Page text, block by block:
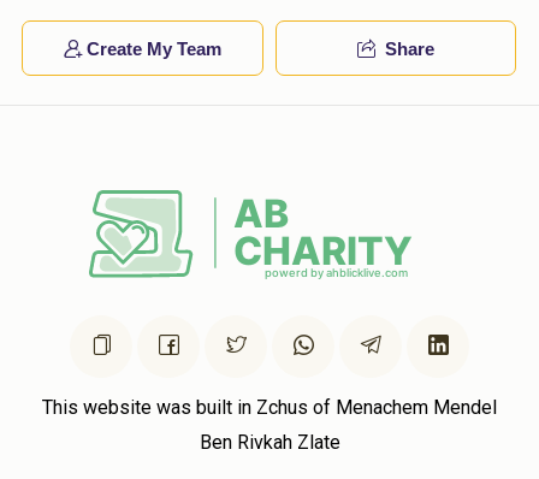
Create My Team Share
This website was built in Zchus of Menachem Mendel
Ben Rivkah Zlate